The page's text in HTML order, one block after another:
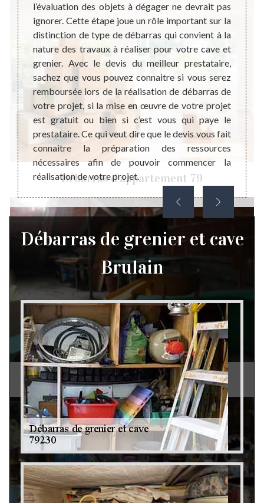
Débarras d'appartement 79
Débarras de grenier et cave 79
long
des
ces
ne
et
l’évaluation des objets à dégager ne devrait pas
ignorer. Cette étape joue un rôle important sur la
distinction de type de débarras qui convient à la
nature des travaux à réaliser pour votre cave et
grenier. Avec le devis du meilleur prestataire,
sachez que vous pouvez connaitre si vous serez
remboursée lors de la réalisation de débarras de
votre projet, si la mise en œuvre de votre projet
est gratuit ou bien si c’est vous qui paye le
prestataire. Ce qui veut dire que le devis vous fait
connaitre la préparation des ressources
nécessaires afin de pouvoir commencer la
réalisation de votre projet.
Il
en
tout
un
qui
qui
Débarras de grenier et cave
Brulain